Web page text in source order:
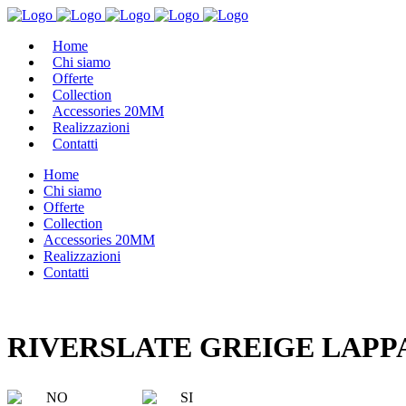
Home
Chi siamo
Offerte
Collection
Accessories 20MM
Realizzazioni
Contatti
Home
Chi siamo
Offerte
Collection
Accessories 20MM
Realizzazioni
Contatti
RIVERSLATE GREIGE
NO SI